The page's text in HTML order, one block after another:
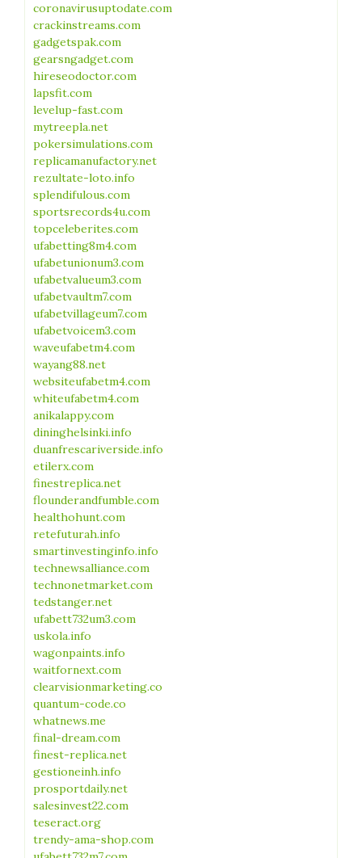
coronavirusuptodate.com
crackinstreams.com
gadgetspak.com
gearsngadget.com
hireseodoctor.com
lapsfit.com
levelup-fast.com
mytreepla.net
pokersimulations.com
replicamanufactory.net
rezultate-loto.info
splendifulous.com
sportsrecords4u.com
topceleberites.com
ufabetting8m4.com
ufabetunionum3.com
ufabetvalueum3.com
ufabetvaultm7.com
ufabetvillageum7.com
ufabetvoicem3.com
waveufabetm4.com
wayang88.net
websiteufabetm4.com
whiteufabetm4.com
anikalappy.com
dininghelsinki.info
duanfrescariverside.info
etilerx.com
finestreplica.net
flounderandfumble.com
healthohunt.com
retefuturah.info
smartinvestinginfo.info
technewsalliance.com
technonetmarket.com
tedstanger.net
ufabett732um3.com
uskola.info
wagonpaints.info
waitfornext.com
clearvisionmarketing.co
quantum-code.co
whatnews.me
final-dream.com
finest-replica.net
gestioneinh.info
prosportdaily.net
salesinvest22.com
teseract.org
trendy-ama-shop.com